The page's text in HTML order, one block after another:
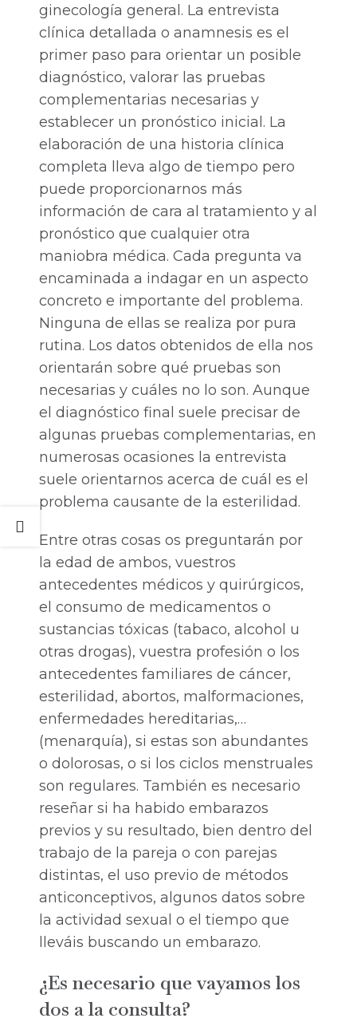
ginecología general. La entrevista
clínica detallada o anamnesis es el
primer paso para orientar un posible
diagnóstico, valorar las pruebas
complementarias necesarias y
establecer un pronóstico inicial. La
elaboración de una historia clínica
completa lleva algo de tiempo pero
puede proporcionarnos más
información de cara al tratamiento y al
pronóstico que cualquier otra
maniobra médica. Cada pregunta va
encaminada a indagar en un aspecto
concreto e importante del problema.
Ninguna de ellas se realiza por pura
rutina. Los datos obtenidos de ella nos
orientarán sobre qué pruebas son
necesarias y cuáles no lo son. Aunque
el diagnóstico final suele precisar de
algunas pruebas complementarias, en
numerosas ocasiones la entrevista
suele orientarnos acerca de cuál es el
problema causante de la esterilidad.
Entre otras cosas os preguntarán por
la edad de ambos, vuestros
antecedentes médicos y quirúrgicos,
el consumo de medicamentos o
sustancias tóxicas (tabaco, alcohol u
otras drogas), vuestra profesión o los
antecedentes familiares de cáncer,
esterilidad, abortos, malformaciones,
enfermedades hereditarias,…
(menarquía), si estas son abundantes
o dolorosas, o si los ciclos menstruales
son regulares. También es necesario
reseñar si ha habido embarazos
previos y su resultado, bien dentro del
trabajo de la pareja o con parejas
distintas, el uso previo de métodos
anticonceptivos, algunos datos sobre
la actividad sexual o el tiempo que
lleváis buscando un embarazo.
¿Es necesario que vayamos los
dos a la consulta?